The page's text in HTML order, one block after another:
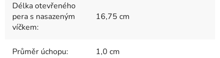
Délka otevřeného
pera s nasazeným
víčkem:
16,75 cm
Průměr úchopu: 1,0 cm